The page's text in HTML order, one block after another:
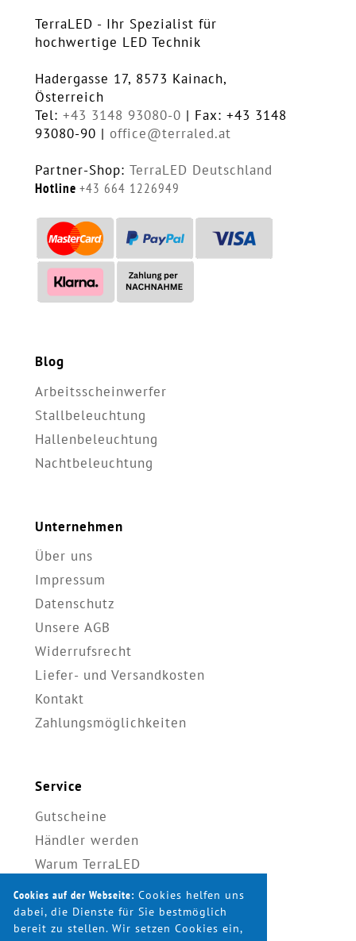
Cookies auf der Webseite: Cookies helfen uns
dabei, die Dienste für Sie bestmöglich
bereit zu stellen. Wir setzen Cookies ein,
TerraLED - Ihr Spezialist für
hochwertige LED Technik
Hadergasse 17, 8573 Kainach,
Österreich
Tel: +43 3148 93080-0 | Fax: +43 3148
93080-90 | office@terraled.at
Partner-Shop: TerraLED Deutschland
Hotline +43 664 1226949
Blog
Arbeitsscheinwerfer
Stallbeleuchtung
Hallenbeleuchtung
Nachtbeleuchtung
Unternehmen
Über uns
Impressum
Datenschutz
Unsere AGB
Widerrufsrecht
Liefer- und Versandkosten
Kontakt
Zahlungsmöglichkeiten
Service
Gutscheine
Händler werden
Warum TerraLED
Montagehinweise
STVO & Gesetze
Produktkatalog